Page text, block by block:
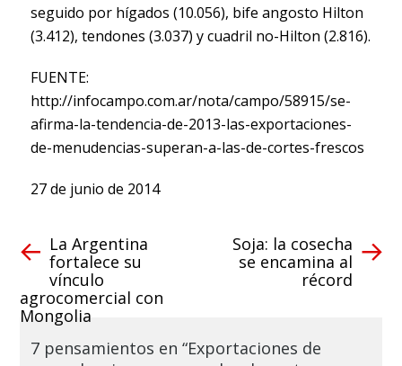
seguido por hígados (10.056), bife angosto Hilton
(3.412), tendones (3.037) y cuadril no-Hilton (2.816).
FUENTE:
http://infocampo.com.ar/nota/campo/58915/se-
afirma-la-tendencia-de-2013-las-exportaciones-
de-menudencias-superan-a-las-de-cortes-frescos
27 de junio de 2014
La Argentina
fortalece su
vínculo
agrocomercial con
Mongolia
Soja: la cosecha
se encamina al
récord
7 pensamientos en “Exportaciones de